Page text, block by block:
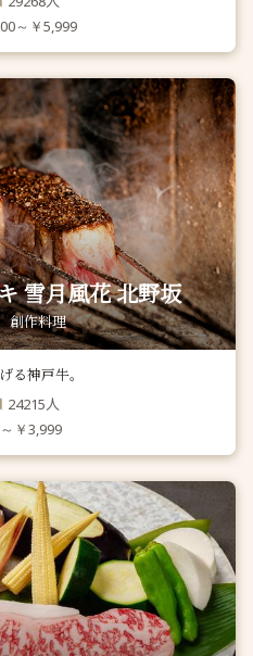
～￥5,999
雪月風花 北野坂
創作料理
る神戸牛。
24215人
￥3,999